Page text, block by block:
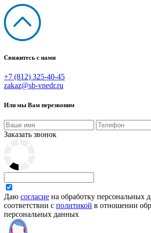
Свяжитесь с нами
+7 (812) 325-40-45
zakaz@sb-vnedr.ru
Или мы Вам перезвоним
Заказать звонок
Даю согласие на обработку персональных
соответствии с политикой в отношении
персональных данных